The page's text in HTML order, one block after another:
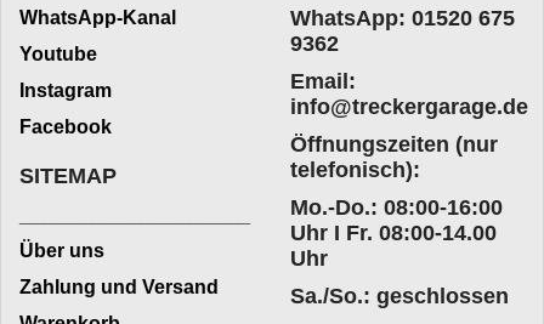
WhatsApp-Kanal
Youtube
Instagram
Facebook
WhatsApp: 01520 675
9362
Email:
info@treckergarage.de
Öffnungszeiten (nur
telefonisch):
Mo.-Do.: 08:00-16:00
Uhr I Fr. 08:00-14.00
Uhr
Sa./So.: geschlossen
SITEMAP
Über uns
Zahlung und Versand